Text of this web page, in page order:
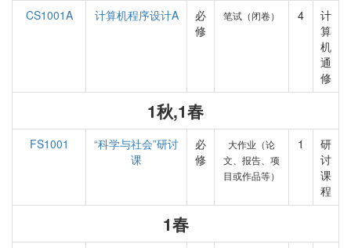
CS1001A
计算机程序设计A
必
修
笔试（闭卷） 4
计
算
机
通
修
1秋,1春
FS1001
“科学与社会”研讨
课
必
修
大作业（论
文、报告、项
目或作品等）
1
研
讨
课
程
1春